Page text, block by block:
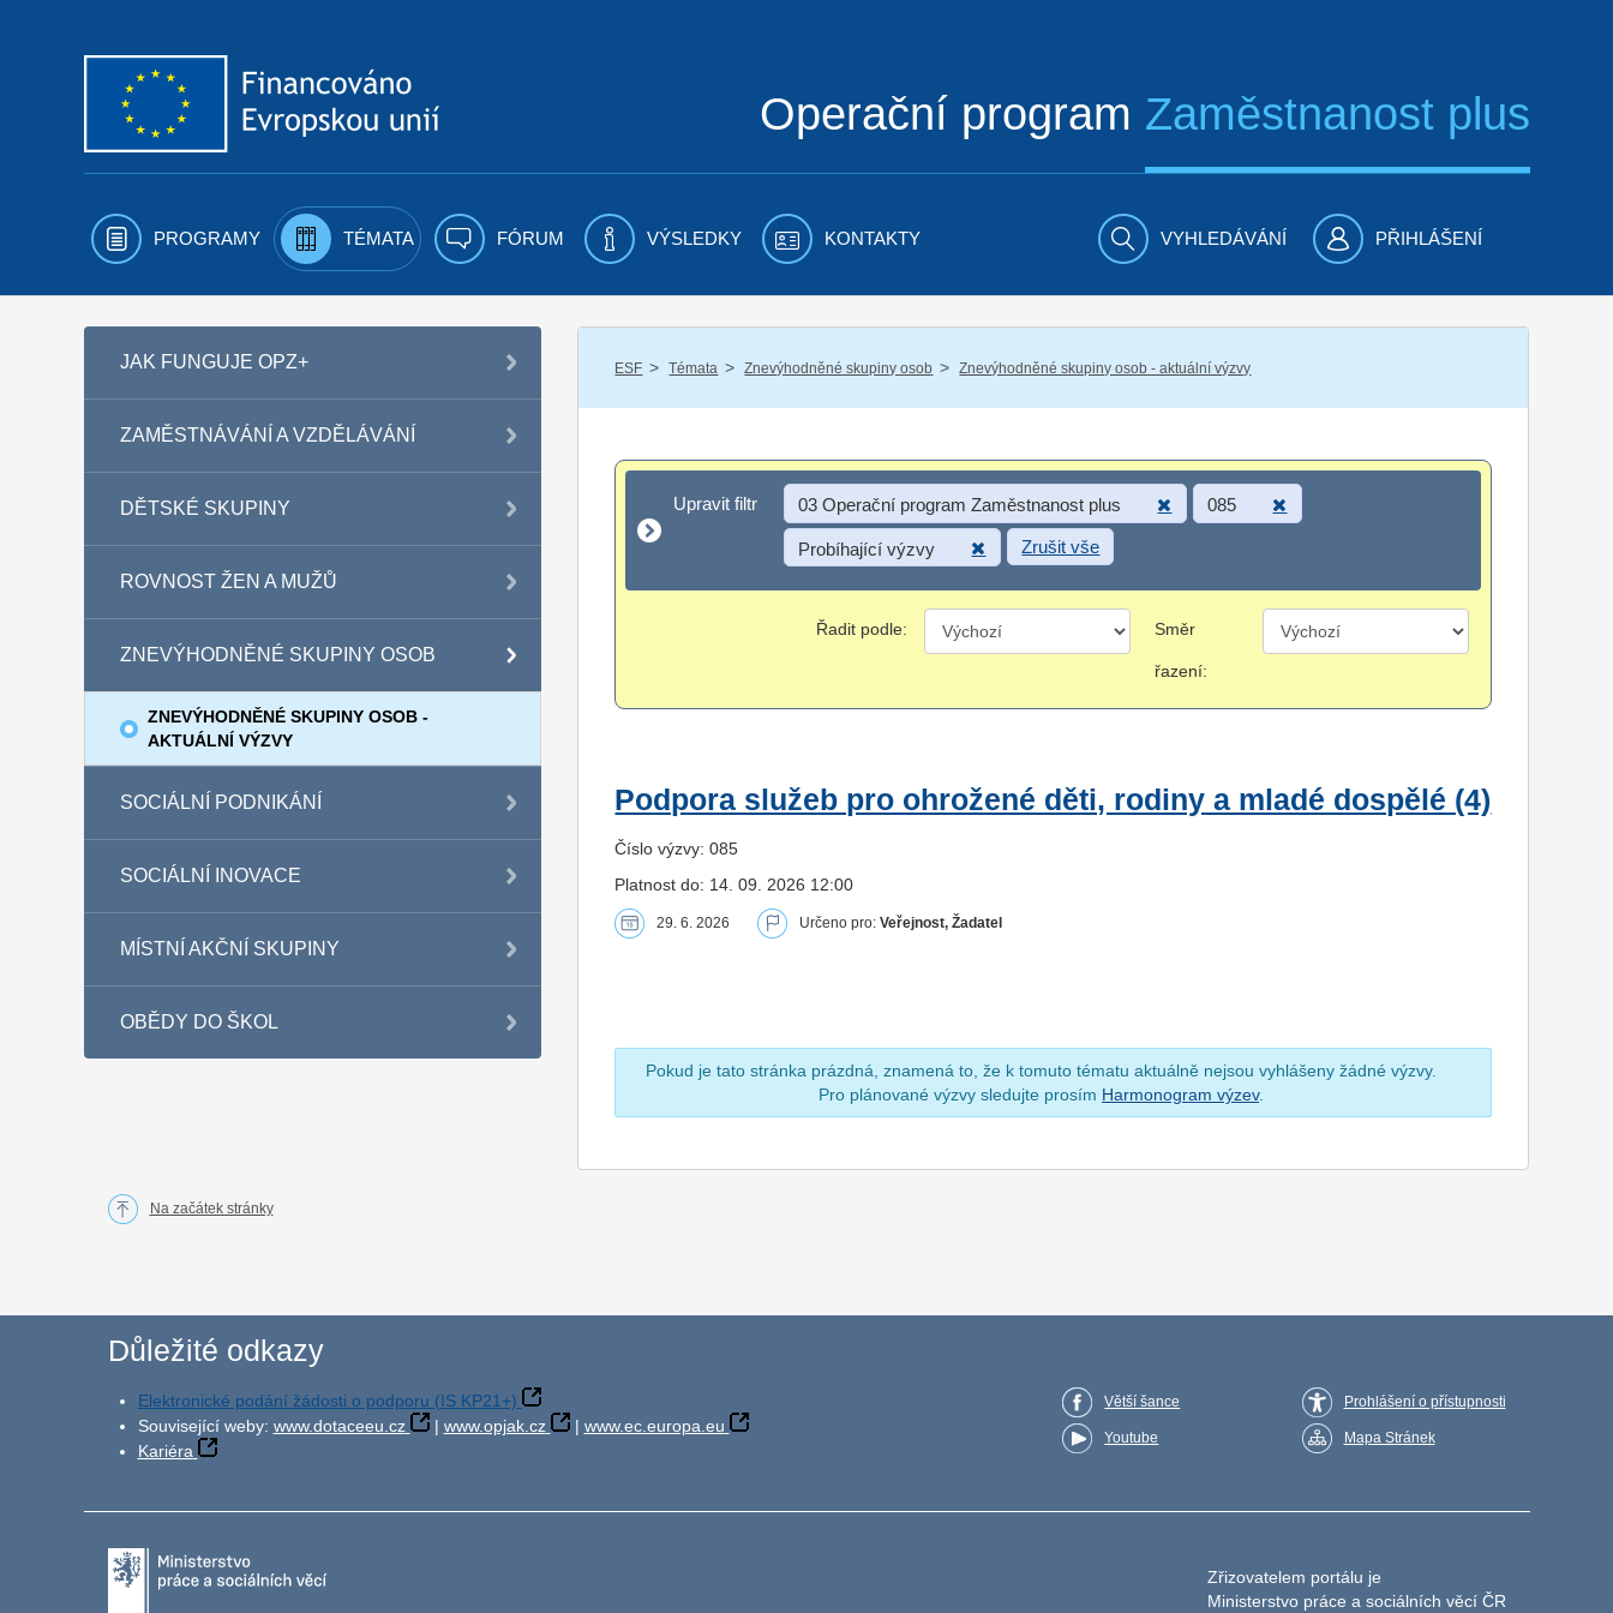
Operační program Zaměstnanost plus
PROGRAMY TÉMATA FÓRUM VÝSLEDKY KONTAKTY VYHLEDÁVÁNÍ PŘIHLÁŠENÍ
JAK FUNGUJE OPZ+
ZAMĚSTNÁVÁNÍ A VZDĚLÁVÁNÍ
DĚTSKÉ SKUPINY
ROVNOST ŽEN A MUŽŮ
ZNEVÝHODNĚNÉ SKUPINY OSOB
ZNEVÝHODNĚNÉ SKUPINY OSOB -
AKTUÁLNÍ VÝZVY
SOCIÁLNÍ PODNIKÁNÍ
SOCIÁLNÍ INOVACE
MÍSTNÍ AKČNÍ SKUPINY
OBĚDY DO ŠKOL
ESF / Témata / Znevýhodněné skupiny osob / Znevýhodněné skupiny osob - aktuální výzvy
Upravit filtr
Upravit filtr 03 Operační program Zaměstnanost plus 085
Probíhající výzvy Zrušit vše
Řadit podle: Směr
řazení:
Podpora služeb pro ohrožené děti, rodiny a mladé dospělé (4)
Číslo výzvy: 085
Platnost do: 14. 09. 2026 12:00
29. 6. 2026 Určeno pro:Veřejnost, Žadatel
Pokud je tato stránka prázdná, znamená to, že k tomuto tématu aktuálně nejsou vyhlášeny žádné výzvy.
Pro plánované výzvy sledujte prosím Harmonogram výzev.
Na začátek stránky
Důležité odkazy
Elektronické podání žádosti o podporu (IS KP21+)
Související weby: www.dotaceeu.cz | www.opjak.cz | www.ec.europa.eu
Kariéra
Větší šance
Youtube
Prohlášení o přístupnosti
Mapa Stránek
Zřizovatelem portálu je
Ministerstvo práce a sociálních věcí ČR